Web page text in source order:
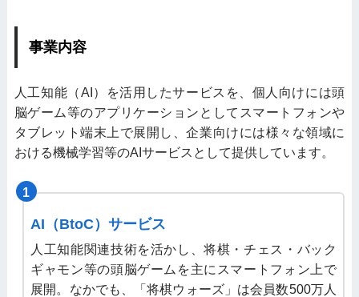
事業内容
人工知能（AI）を活用したサービスを、個人向けには頭
脳ゲーム等のアプリケーションとしてスマートフォンや
タブレット端末上で展開し、企業向けには様々な領域に
おける機械学習等のAIサービスとして提供しています。
1
AI（BtoC）サービス
人工知能関連技術を活かし、将棋・チェス・バック
ギャモン等の頭脳ゲームを主にスマートフォン上で
展開。なかでも、「将棋ウォーズ」は会員数500万人